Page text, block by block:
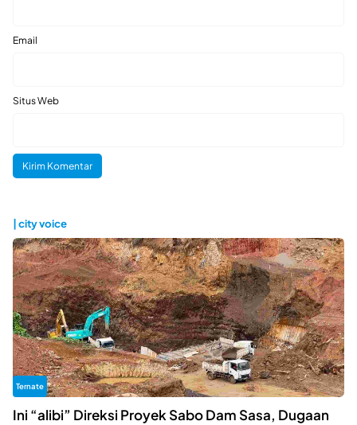
Email
Situs Web
| city voice
Ternate
Ini “alibi” Direksi Proyek Sabo Dam Sasa, Dugaan